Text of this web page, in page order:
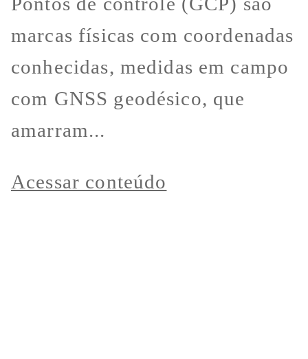
marcas físicas com coordenadas
conhecidas, medidas em campo
com GNSS geodésico, que
amarram...
Acessar conteúdo